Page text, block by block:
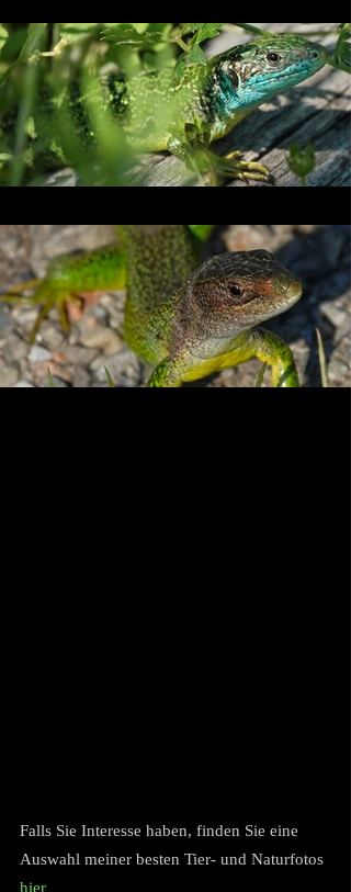
Falls Sie Interesse haben, finden Sie eine
Auswahl meiner besten Tier- und Naturfotos
hier